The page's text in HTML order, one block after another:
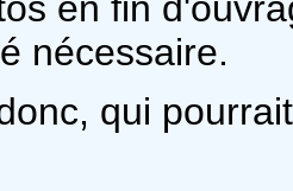
nécessaire.
qui